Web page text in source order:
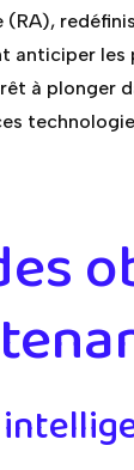
anticiper
à plonger